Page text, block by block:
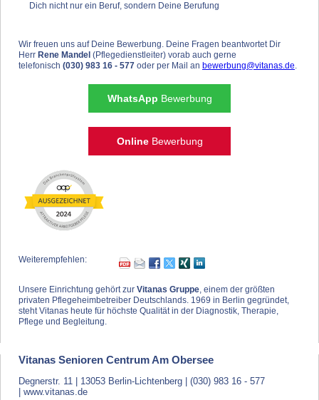
Dich nicht nur ein Beruf, sondern Deine Berufung
Wir freuen uns auf Deine Bewerbung. Deine Fragen beantwortet Dir
Herr Rene Mandel (Pflegedienstleiter) vorab auch gerne
telefonisch (030) 983 16 - 577 oder per Mail an bewerbung@vitanas.de.
WhatsApp Bewerbung
OnlineBewerbung
Weiterempfehlen:
Unsere Einrichtung gehört zur Vitanas Gruppe, einem der größten
privaten Pflegeheimbetreiber Deutschlands. 1969 in Berlin gegründet,
steht Vitanas heute für höchste Qualität in der Diagnostik, Therapie,
Pflege und Begleitung.
Vitanas Senioren Centrum Am Obersee
Degnerstr. 11 | 13053 Berlin-Lichtenberg | (030) 983 16 - 577
www.vitanas.de